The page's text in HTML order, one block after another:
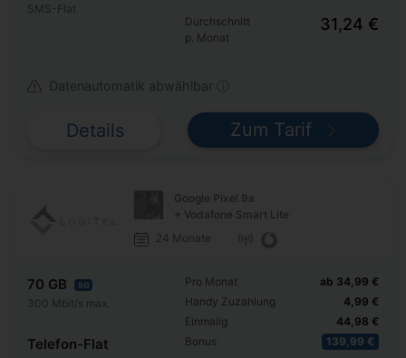
SMS-Flat
Durchschnitt
p. Monat
31,24 €
Datenautomatik abwählbar ⓘ
Details Zum Tarif
Google Pixel 9a
+ Vodafone Smart Lite
24 Monate
70 GB 5G
300 Mbit/s max.
Telefon-Flat
Pro Monat
Handy Zuzahlung
Einmalig
Bonus
ab 34,99 €
4,99 €
44,98 €
139,99 €